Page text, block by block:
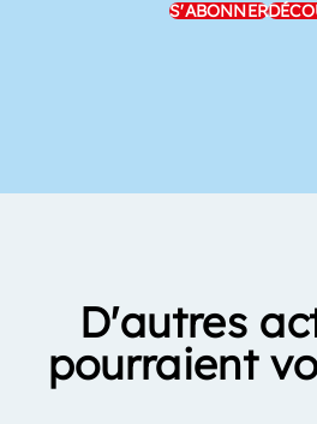
S'ABONNER
D'autres
pourraient